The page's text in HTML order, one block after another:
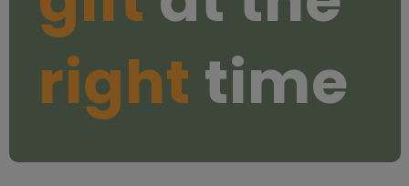
right time